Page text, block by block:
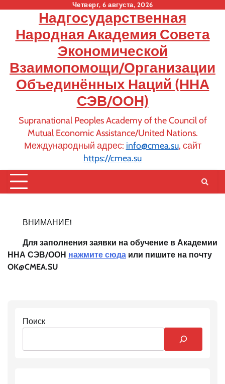
content
Четверг, 6 августа, 2026
Надгосударственная
Народная Академия Совета
Экономической
Взаимопомощи/Организации
Объединённых Наций (ННА
СЭВ/ООН)
Supranational Peoples Academy of the Council of
Mutual Economic Assistance/United Nations.
Международный адрес: info@cmea.su, сайт
https://cmea.su
ВНИМАНИЕ!
Для заполнения заявки на обучение в Академии
ННА СЭВ/ООН нажмите сюда или пишите на почту
OK@CMEA.SU
Поиск